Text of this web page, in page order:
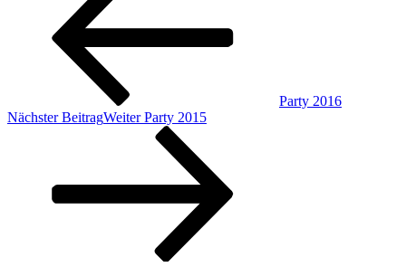
Party 2016
Nächster BeitragWeiter Party 2015